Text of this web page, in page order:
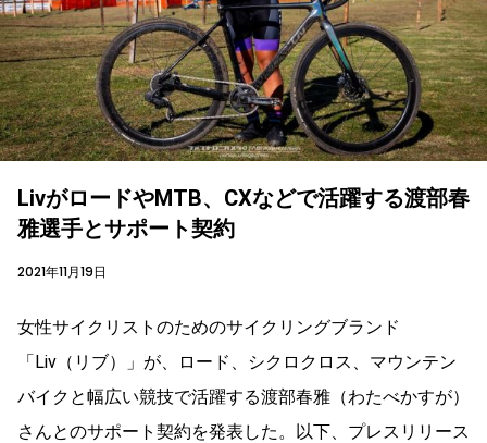
LivがロードやMTB、CXなどで活躍する渡部春
雅選手とサポート契約
2021年11月19日
女性サイクリストのためのサイクリングブランド
「Liv（リブ）」が、ロード、シクロクロス、マウンテン
バイクと幅広い競技で活躍する渡部春雅（わたべかすが）
さんとのサポート契約を発表した。以下、プレスリリース